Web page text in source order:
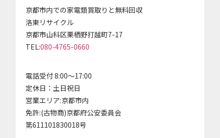
京都市内での家電類買取りと無料回収
洛東リサイクル
京都市山科区栗栖野打越町7-17
TEL:080-4765-0660
電話受付 8:00～17:00
定休日：土日祝日
営業エリア:京都市内
免許:(古物商)京都府公安委員会
第611101830018号